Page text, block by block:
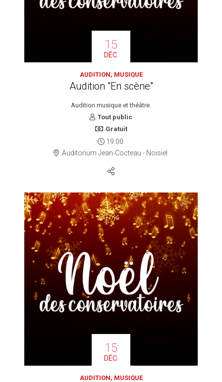
15
DÉC.
AUDITION, MUSIQUE
Audition "En scène"
Audition musique et théâtre.
Tout public
Gratuit
19:00
Auditorium Jean-Cocteau - Noisiel
15
DÉC.
AUDITION, MUSIQUE